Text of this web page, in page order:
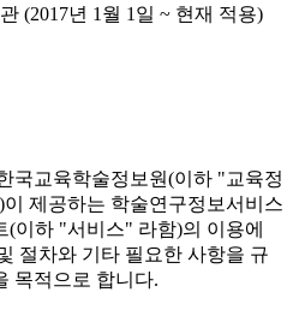
(2017년 1월 1일 ~ 현재 적용)
국교육학술정보원(이하 "교육정
이 제공하는 학술연구정보서비스
(이하 "서비스" 라함)의 이용에
절차와 기타 필요한 사항을 규
목적으로 합니다.